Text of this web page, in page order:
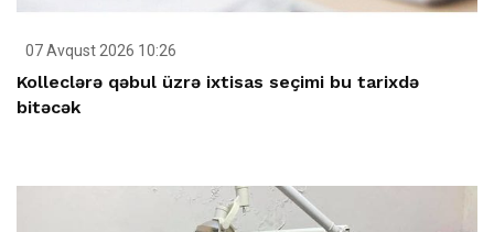
07 Avqust 2026 10:26
Kolleclərə qəbul üzrə ixtisas seçimi bu tarixdə
bitəcək